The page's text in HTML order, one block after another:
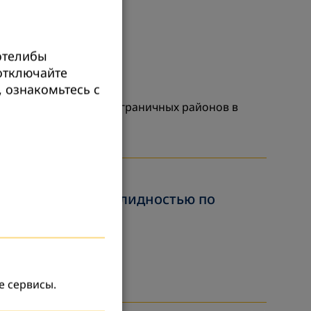
населением приграничных районов в
людей с инвалидностью по
с
сервисы.